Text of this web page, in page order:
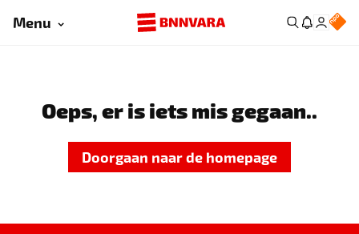
Menu
Oeps, er is iets mis gegaan..
Doorgaan naar de homepage